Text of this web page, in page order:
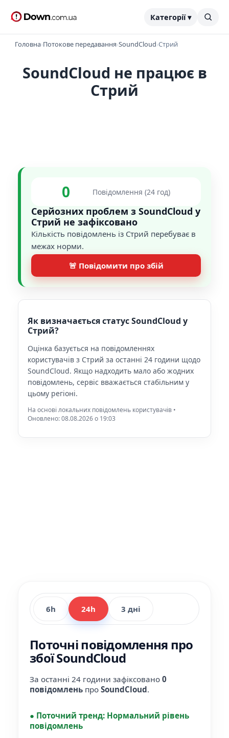
Категорії ▾
Головна›Потокове передавання›SoundCloud›Стрий
SoundCloud не працює в
Стрий
0 Повідомлення (24 год)
Серйозних проблем з SoundCloud у
Стрий не зафіксовано
Кількість повідомлень із Стрий перебуває в
межах норми.
🚨 Повідомити про збій
Як визначається статус SoundCloud у
Стрий?
Оцінка базується на повідомленнях
користувачів з Стрий за останні 24 години щодо
SoundCloud. Якщо надходить мало або жодних
повідомлень, сервіс вважається стабільним у
цьому регіоні.
На основі локальних повідомлень користувачів •
Оновлено: 08.08.2026 o 19:03
6h 24h 3 дні
Поточні повідомлення про
збої SoundCloud
За останні 24 години зафіксовано 0
повідомлень про SoundCloud.
● Поточний тренд: Нормальний рівень
повідомлень